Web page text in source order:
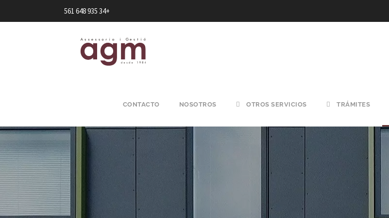
+34 935 648 561
TRÁMITES
OTROS SERVICIOS
NOSOTROS
CONTACTO